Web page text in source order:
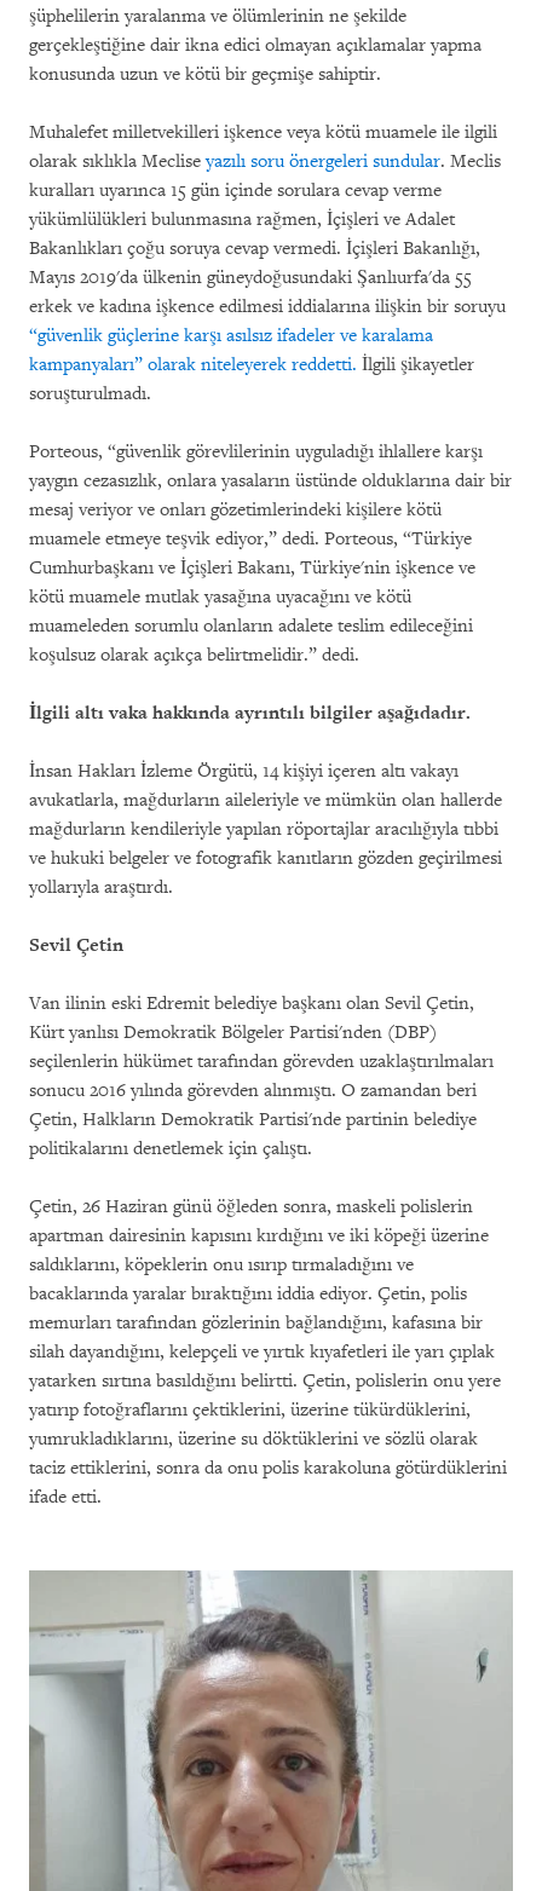
şüphelilerin yaralanma ve ölümlerinin ne şekilde
gerçekleştiğine dair ikna edici olmayan açıklamalar yapma
konusunda uzun ve kötü bir geçmişe sahiptir.
Muhalefet milletvekilleri işkence veya kötü muamele ile ilgili
olarak sıklıkla Mecliseyazılı soru önergeleri sundular. Meclis
kuralları uyarınca 15 gün içinde sorulara cevap verme
yükümlülükleri bulunmasına rağmen, İçişleri ve Adalet
Bakanlıkları çoğu soruya cevap vermedi. İçişleri Bakanlığı,
Mayıs 2019'da ülkenin güneydoğusundaki Şanlıurfa'da 55
erkek ve kadına işkence edilmesi iddialarına ilişkin bir soruyu
“güvenlik güçlerine karşı asılsız ifadeler ve karalama
kampanyaları” olarak niteleyerek reddetti. İlgili şikayetler
soruşturulmadı.
Porteous, “güvenlik görevlilerinin uyguladığı ihlallere karşı
yaygın cezasızlık, onlara yasaların üstünde olduklarına dair bir
mesaj veriyor ve onları gözetimlerindeki kişilere kötü
muamele etmeye teşvik ediyor,” dedi. Porteous, “Türkiye
Cumhurbaşkanı ve İçişleri Bakanı, Türkiye'nin işkence ve
kötü muamele mutlak yasağına uyacağını ve kötü
muameleden sorumlu olanların adalete teslim edileceğini
koşulsuz olarak açıkça belirtmelidir.” dedi.
İlgili altı vaka hakkında ayrıntılı bilgiler aşağıdadır.
İnsan Hakları İzleme Örgütü, 14 kişiyi içeren altı vakayı
avukatlarla, mağdurların aileleriyle ve mümkün olan hallerde
mağdurların kendileriyle yapılan röportajlar aracılığıyla tıbbi
ve hukuki belgeler ve fotografik kanıtların gözden geçirilmesi
yollarıyla araştırdı.
Sevil Çetin
Van ilinin eski Edremit belediye başkanı olan Sevil Çetin,
Kürt yanlısı Demokratik Bölgeler Partisi'nden (DBP)
seçilenlerin hükümet tarafından görevden uzaklaştırılmaları
sonucu 2016 yılında görevden alınmıştı. O zamandan beri
Çetin, Halkların Demokratik Partisi'nde partinin belediye
politikalarını denetlemek için çalıştı.
Çetin, 26 Haziran günü öğleden sonra, maskeli polislerin
apartman dairesinin kapısını kırdığını ve iki köpeği üzerine
saldıklarını, köpeklerin onu ısırıp tırmaladığını ve
bacaklarında yaralar bıraktığını iddia ediyor. Çetin, polis
memurları tarafından gözlerinin bağlandığını, kafasına bir
silah dayandığını, kelepçeli ve yırtık kıyafetleri ile yarı çıplak
yatarken sırtına basıldığını belirtti. Çetin, polislerin onu yere
yatırıp fotoğraflarını çektiklerini, üzerine tükürdüklerini,
yumrukladıklarını, üzerine su döktüklerini ve sözlü olarak
taciz ettiklerini, sonra da onu polis karakoluna götürdüklerini
ifade etti.